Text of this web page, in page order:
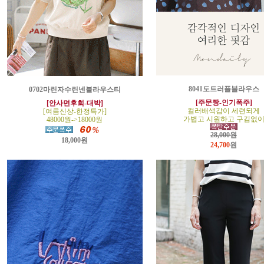
0702마린자수린넨블라우스티
[안사면후회-대박]
[여름신상-한정특가]
48000원->18000원
18,000원
8041도트러플블라우스
[주문짱-인기폭주]
컬러배색감이 세련되게
가볍고 시원하고 구김없이
28,000원
24,700원